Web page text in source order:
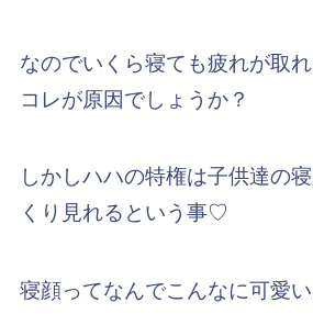
なのでいくら寝ても疲れが取
コレが原因でしょうか？
しかしハハの特権は子供達の
くり見れるという事♡
寝顔ってなんでこんなに可愛